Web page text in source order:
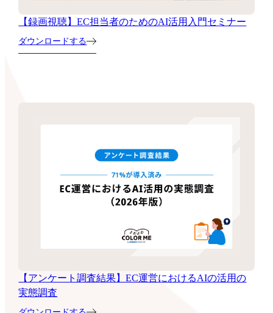
【録画視聴】EC担当者のためのAI活用入門セミナー
ダウンロードする
【アンケート調査結果】EC運営におけるAIの活用の
実態調査